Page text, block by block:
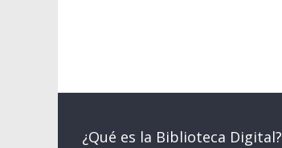
¿Qué es la Biblioteca Digital?